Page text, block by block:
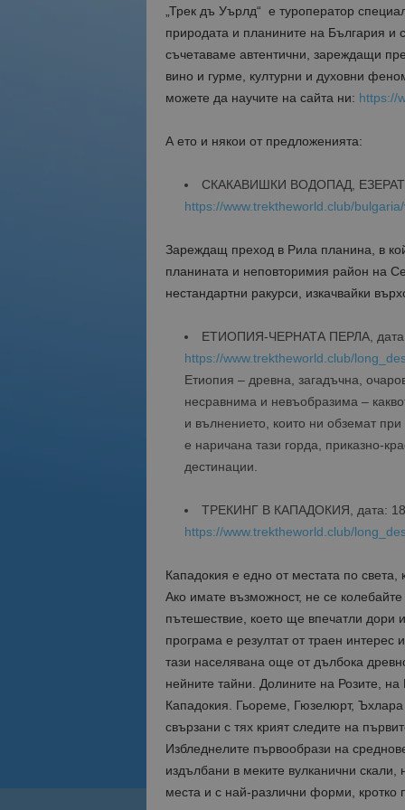
„Трек дъ Уърлд“ е туроператор
природата и планините на България и
съчетаваме автентични, зареждащи
вино и гурме, културни и духовни
можете да научите на сайта ни: https://
А ето и някои от предложенията:
СКАКАВИШКИ ВОДОПАД,
https://www.trektheworld.club/
Зареждащ преход в Рила планина, в
планината и неповторимия район на
нестандартни ракурси, изкачвайки
ЕТИОПИЯ-ЧЕРНАТА ПЕРЛА, дата:
https://www.trektheworld.club/
Етиопия – древна, загадъчна,
несравнима и невъобразима –
и вълнението, които ни обземат
е наричана тази горда, приказно-
дестинации.
ТРЕКИНГ В КАПАДОКИЯ, дата:
https://www.trektheworld.club/
Кападокия е едно от местата по света,
Ако имате възможност, не се
пътешествие, което ще впечатли дори
програма е резултат от траен
тази населявана още от дълбока
нейните тайни. Долините на Розите,
Кападокия. Гьореме, Гюзелюрт,
свързани с тях крият следите на
Избледнелите първообрази на
издълбани в меките вулканични
места и с най-различни форми, кротко